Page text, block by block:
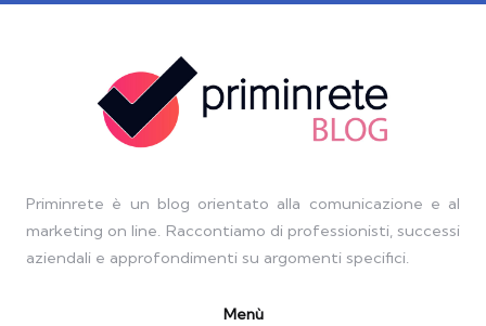
Priminrete è un blog orientato alla comunicazione e al
marketing on line. Raccontiamo di professionisti, successi
aziendali e approfondimenti su argomenti specifici.
Menù